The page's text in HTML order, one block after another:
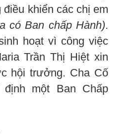
khiển các chị em
có Ban chấp Hành).
hoạt vì công việc
Trần Thị Hiệt xin
hội trưởng. Cha Cố
một Ban Chấp